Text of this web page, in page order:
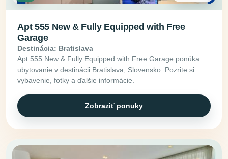
Apt 555 New & Fully Equipped with Free
Garage
Destinácia: Bratislava
Apt 555 New & Fully Equipped with Free Garage ponúka
ubytovanie v destinácii Bratislava, Slovensko. Pozrite si
vybavenie, fotky a ďalšie informácie.
Zobraziť ponuky